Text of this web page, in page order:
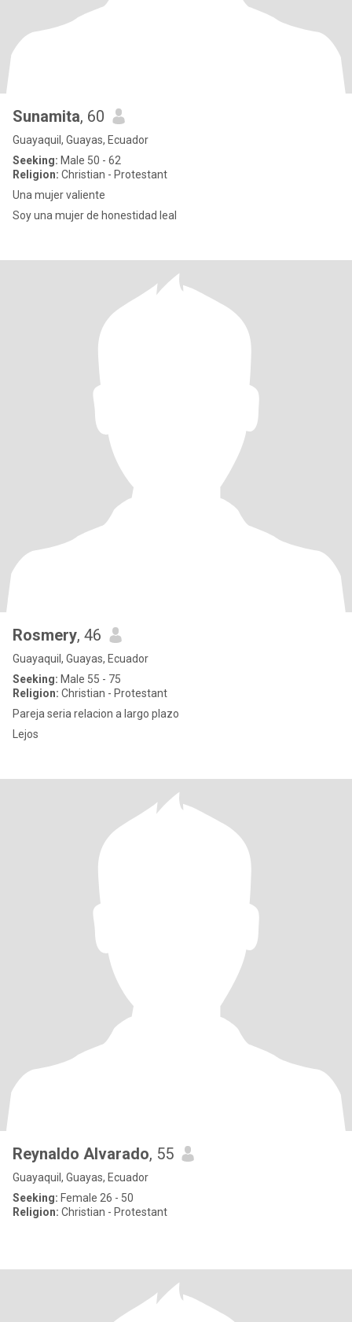
Sunamita, 60
Guayaquil, Guayas, Ecuador
Seeking: Male 50 - 62
Religion: Christian - Protestant
Una mujer valiente
Soy una mujer de honestidad leal
Rosmery, 46
Guayaquil, Guayas, Ecuador
Seeking: Male 55 - 75
Religion: Christian - Protestant
Pareja seria relacion a largo plazo
Lejos
Reynaldo Alvarado, 55
Guayaquil, Guayas, Ecuador
Seeking: Female 26 - 50
Religion: Christian - Protestant